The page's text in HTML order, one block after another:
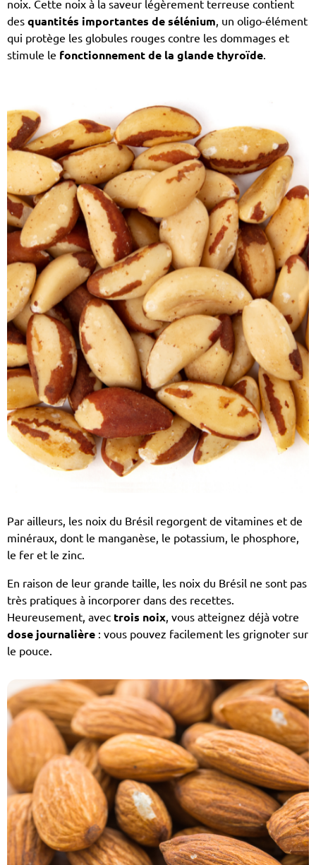
noix. Cette noix à la saveur légèrement terreuse contient
des quantités importantes de sélénium, un oligo-élément
qui protège les globules rouges contre les dommages et
stimule le fonctionnement de la glande thyroïde.
Par ailleurs, les noix du Brésil regorgent de vitamines et de
minéraux, dont le manganèse, le potassium, le phosphore,
le fer et le zinc.
En raison de leur grande taille, les noix du Brésil ne sont pas
très pratiques à incorporer dans des recettes.
Heureusement, avec trois noix, vous atteignez déjà votre
dose journalière : vous pouvez facilement les grignoter sur
le pouce.